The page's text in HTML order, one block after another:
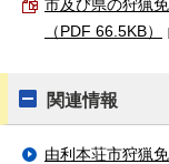
市及び県の狩猟
（PDF 66.5KB）
関連情報
由利本荘市狩猟